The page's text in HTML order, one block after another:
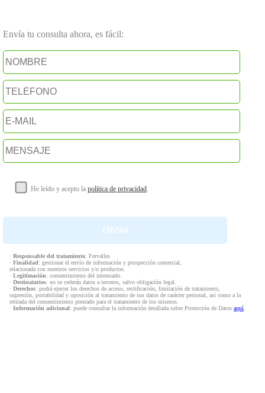
Envía tu consulta ahora, es fácil:
He leído y acepto la política de privacidad.
· Responsable del tratamiento: Fervalles
· Finalidad: gestionar el envío de información y prospección comercial,
relacionada con nuestros servicios y/o productos.
· Legitimación: consentimiento del interesado.
· Destinatarios: no se cederán datos a terceros, salvo obligación legal.
· Derechos: podrá ejercer los derechos de acceso, rectificación, limitación de tratamiento,
supresión, portabilidad y oposición al tratamiento de sus datos de carácter personal, así como a la
retirada del consentimiento prestado para el tratamiento de los mismos.
· Información adicional: puede consultar la información detallada sobre Protección de Datos aquí.